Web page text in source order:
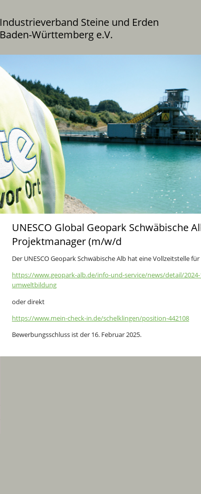
Industrieverband Steine und Erden
Baden-Württemberg e.V.
UNESCO Global Geopark Schwäbische
Projektmanager (m/w/d
Der UNESCO Geopark Schwäbische Alb hat eine Vollzeitstelle
https://www.geopark-alb.de/info-und-service/news/detail/
umweltbildung
oder direkt
https://www.mein-check-in.de/schelklingen/position-442108
Bewerbungsschluss ist der 16. Februar 2025.